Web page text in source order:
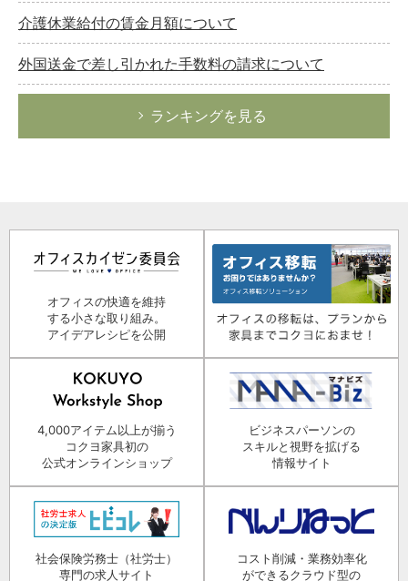
介護休業給付の賃金月額について
外国送金で差し引かれた手数料の請求について
ランキングを見る
オフィスの快適を維持
する小さな取り組み。
アイデアレシピを公開
4,000アイテム以上が揃う
コクヨ家具初の
公式オンラインショップ
ビジネスパーソンの
スキルと視野を拡げる
情報サイト
社会保険労務士（社労士）
専門の求人サイト
コスト削減・業務効率化
ができるクラウド型の